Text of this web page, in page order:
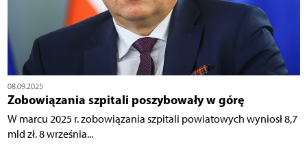
08.09.2025
Zobowiązania szpitali poszybowały w górę
W marcu 2025 r. zobowiązania szpitali powiatowych wyniosł 8,7
mld zł. 8 września...